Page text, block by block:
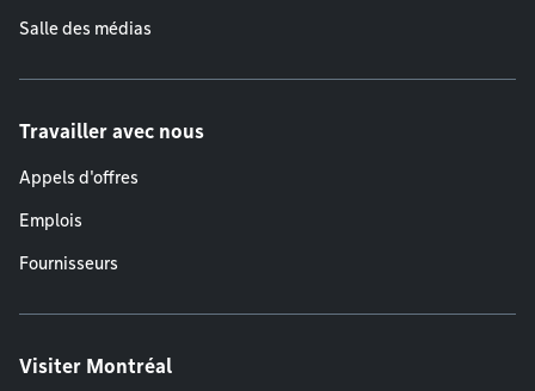
Salle des médias
Travailler avec nous
Appels d'offres
Emplois
Fournisseurs
Visiter Montréal